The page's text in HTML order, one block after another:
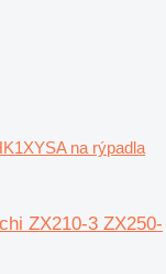
na rýpadla
ZX210-3 ZX250-